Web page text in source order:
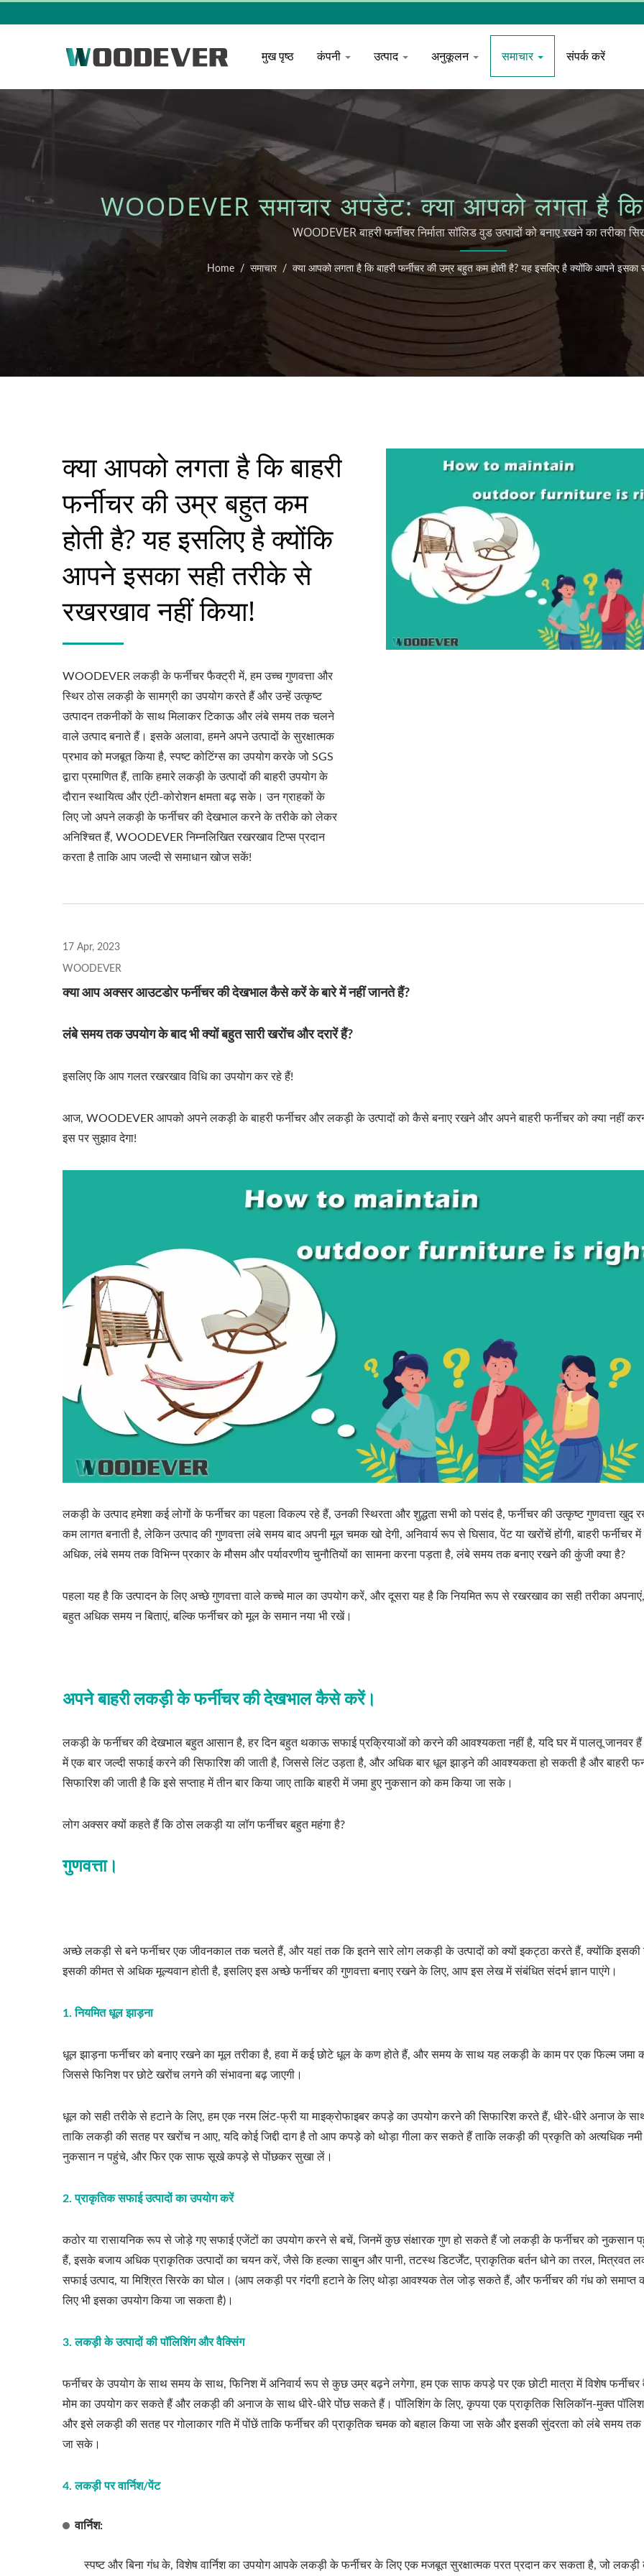
मुख पृष्ठ कंपनी उत्पाद अनुकूलन समाचार संपर्क करें
WOODEVER समाचार अपडेट: क्या आपको लगता है कि
बहुत कम होती है? यह इसलिए है क्योंकि आपने इसका
किया!
WOODEVER बाहरी फर्नीचर निर्माता सॉलिड वुड उत्पादों को बनाए रखने का तरीका
Home / समाचार / क्या आपको लगता है कि बाहरी फर्नीचर की उम्र बहुत कम होती है? यह इसलिए है क्योंकि आपने इसका
क्या आपको लगता है कि बाहरी
फर्नीचर की उम्र बहुत कम
होती है? यह इसलिए है क्योंकि
आपने इसका सही तरीके से
रखरखाव नहीं किया!
WOODEVER लकड़ी के फर्नीचर फैक्ट्री में, हम उच्च गुणवत्ता और
स्थिर ठोस लकड़ी के सामग्री का उपयोग करते हैं और उन्हें उत्कृष्ट
उत्पादन तकनीकों के साथ मिलाकर टिकाऊ और लंबे समय तक चलने
वाले उत्पाद बनाते हैं। इसके अलावा, हमने अपने उत्पादों के सुरक्षात्मक
प्रभाव को मजबूत किया है, स्पष्ट कोटिंग्स का उपयोग करके जो SGS
द्वारा प्रमाणित हैं, ताकि हमारे लकड़ी के उत्पादों की बाहरी उपयोग के
दौरान स्थायित्व और एंटी-कोरोशन क्षमता बढ़ सके। उन ग्राहकों के
लिए जो अपने लकड़ी के फर्नीचर की देखभाल करने के तरीके को लेकर
अनिश्चित हैं, WOODEVER निम्नलिखित रखरखाव टिप्स प्रदान
करता है ताकि आप जल्दी से समाधान खोज सकें!
17 Apr, 2023
WOODEVER
क्या आप अक्सर आउटडोर फर्नीचर की देखभाल कैसे करें के बारे में नहीं जानते हैं?
लंबे समय तक उपयोग के बाद भी क्यों बहुत सारी खरोंच और दरारें हैं?
इसलिए कि आप गलत रखरखाव विधि का उपयोग कर रहे हैं!
आज, WOODEVER आपको अपने लकड़ी के बाहरी फर्नीचर और लकड़ी के उत्पादों को कैसे बनाए रखने और अपने बाहरी फर्नीचर को क्या नहीं
इस पर सुझाव देगा!
लकड़ी के उत्पाद हमेशा कई लोगों के फर्नीचर का पहला विकल्प रहे हैं, उनकी स्थिरता और शुद्धता सभी को पसंद है, फर्नीचर की उत्कृष्ट गुणवत्ता खुद
कम लागत बनाती है, लेकिन उत्पाद की गुणवत्ता लंबे समय बाद अपनी मूल चमक खो देगी, अनिवार्य रूप से घिसाव, पेंट या खरोंचें होंगी, बाहरी फर्नीचर
अधिक, लंबे समय तक विभिन्न प्रकार के मौसम और पर्यावरणीय चुनौतियों का सामना करना पड़ता है, लंबे समय तक बनाए रखने की कुंजी क्या है?
पहला यह है कि उत्पादन के लिए अच्छे गुणवत्ता वाले कच्चे माल का उपयोग करें, और दूसरा यह है कि नियमित रूप से रखरखाव का सही तरीका
बहुत अधिक समय न बिताएं, बल्कि फर्नीचर को मूल के समान नया भी रखें।
अपने बाहरी लकड़ी के फर्नीचर की देखभाल कैसे करें।
लकड़ी के फर्नीचर की देखभाल बहुत आसान है, हर दिन बहुत थकाऊ सफाई प्रक्रियाओं को करने की आवश्यकता नहीं है, यदि घर में पालतू जानवर हैं
में एक बार जल्दी सफाई करने की सिफारिश की जाती है, जिससे लिंट उड़ता है, और अधिक बार धूल झाड़ने की आवश्यकता हो सकती है और बाहरी
सिफारिश की जाती है कि इसे सप्ताह में तीन बार किया जाए ताकि बाहरी में जमा हुए नुकसान को कम किया जा सके।
लोग अक्सर क्यों कहते हैं कि ठोस लकड़ी या लॉग फर्नीचर बहुत महंगा है?
गुणवत्ता।
अच्छे लकड़ी से बने फर्नीचर एक जीवनकाल तक चलते हैं, और यहां तक कि इतने सारे लोग लकड़ी के उत्पादों को क्यों इकट्ठा करते हैं, क्योंकि इसकी
इसकी कीमत से अधिक मूल्यवान होती है, इसलिए इस अच्छे फर्नीचर की गुणवत्ता बनाए रखने के लिए, आप इस लेख में संबंधित संदर्भ ज्ञान पाएंगे।
1. नियमित धूल झाड़ना
धूल झाड़ना फर्नीचर को बनाए रखने का मूल तरीका है, हवा में कई छोटे धूल के कण होते हैं, और समय के साथ यह लकड़ी के काम पर एक फिल्म जमा
जिससे फिनिश पर छोटे खरोंच लगने की संभावना बढ़ जाएगी।
धूल को सही तरीके से हटाने के लिए, हम एक नरम लिंट-फ्री या माइक्रोफाइबर कपड़े का उपयोग करने की सिफारिश करते हैं, धीरे-धीरे अनाज के
ताकि लकड़ी की सतह पर खरोंच न आए, यदि कोई जिद्दी दाग है तो आप कपड़े को थोड़ा गीला कर सकते हैं ताकि लकड़ी की प्रकृति को अत्यधिक
नुकसान न पहुंचे, और फिर एक साफ सूखे कपड़े से पोंछकर सुखा लें।
2. प्राकृतिक सफाई उत्पादों का उपयोग करें
कठोर या रासायनिक रूप से जोड़े गए सफाई एजेंटों का उपयोग करने से बचें, जिनमें कुछ संक्षारक गुण हो सकते हैं जो लकड़ी के फर्नीचर को नुकसान
हैं, इसके बजाय अधिक प्राकृतिक उत्पादों का चयन करें, जैसे कि हल्का साबुन और पानी, तटस्थ डिटर्जेंट, प्राकृतिक बर्तन धोने का तरल, मित्रवत
सफाई उत्पाद, या मिश्रित सिरके का घोल। (आप लकड़ी पर गंदगी हटाने के लिए थोड़ा आवश्यक तेल जोड़ सकते हैं, और फर्नीचर की गंध को समाप्त
लिए भी इसका उपयोग किया जा सकता है)।
3. लकड़ी के उत्पादों की पॉलिशिंग और वैक्सिंग
फर्नीचर के उपयोग के साथ समय के साथ, फिनिश में अनिवार्य रूप से कुछ उम्र बढ़ने लगेगा, हम एक साफ कपड़े पर एक छोटी मात्रा में विशेष फर्नीचर
मोम का उपयोग कर सकते हैं और लकड़ी की अनाज के साथ धीरे-धीरे पोंछ सकते हैं। पॉलिशिंग के लिए, कृपया एक प्राकृतिक सिलिकॉन-मुक्त पॉलिश
और इसे लकड़ी की सतह पर गोलाकार गति में पोंछें ताकि फर्नीचर की प्राकृतिक चमक को बहाल किया जा सके और इसकी सुंदरता को लंबे समय तक
जा सके।
4. लकड़ी पर वार्निश/पेंट
वार्निश:
स्पष्ट और बिना गंध के, विशेष वार्निश का उपयोग आपके लकड़ी के फर्नीचर के लिए एक मजबूत सुरक्षात्मक परत प्रदान कर सकता है, जो